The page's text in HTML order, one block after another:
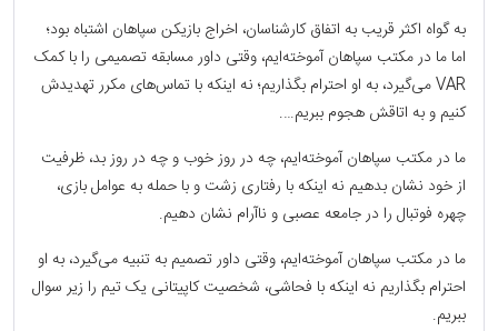
به گواه اکثر قریب به اتفاق کارشناسان، اخراج بازیکن سپاهان اشتباه بود؛
اما ما در مکتب سپاهان آموخته‌ایم، وقتی داور مسابقه تصمیمی را با کمک
VAR می‌گیرد، به او احترام بگذاریم؛ نه اینکه با تماس‌های مکرر تهدیدش
کنیم و به اتاقش هجوم ببریم….
ما در مکتب سپاهان آموخته‌ایم، چه در روز خوب و چه در روز بد، ظرفیت
از خود نشان بدهیم نه اینکه با رفتاری زشت و با حمله به عوامل بازی،
چهره فوتبال را در جامعه عصبی و ناآرام نشان دهیم.
ما در مکتب سپاهان آموخته‌ایم، وقتی داور تصمیم به تنبیه می‌گیرد، به او
احترام بگذاریم نه اینکه با فحاشی، شخصیت کاپیتانی یک تیم را زیر سوال
ببریم.